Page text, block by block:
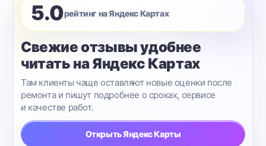
5.0рейтинг на Яндекс Картах
Свежие отзывы удобнее
читать на Яндекс Картах
Там клиенты чаще оставляют новые оценки после
ремонта и пишут подробнее о сроках, сервисе
и качестве работ.
Открыть Яндекс Карты